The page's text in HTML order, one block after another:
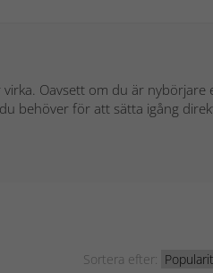
Oavsett om du är nybörjare
behöver för att sätta igång
Sortera efter: